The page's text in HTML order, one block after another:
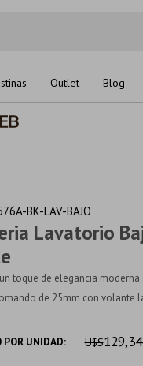
Outlet Blog
Lavatorio
BK-LAV-BAJO
toque de elegancia
de 25mm con volante
POR UNIDAD: U$S129,34